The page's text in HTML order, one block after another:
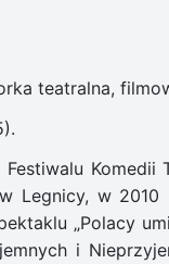
teatralna,
Komedii
Legnicy, w 2010
„Polacy
i